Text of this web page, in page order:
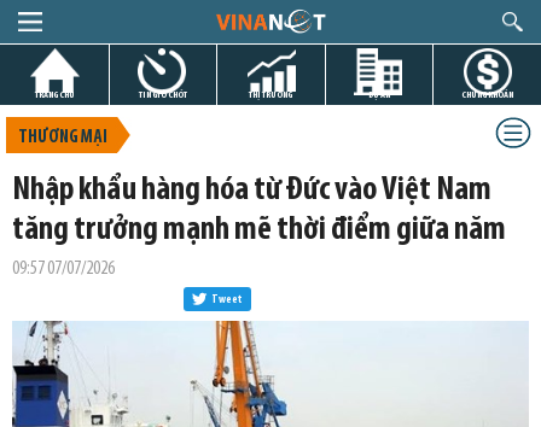
TRANG CHỦ TIN GIỜ CHÓT THỊ TRƯỜNG DỰ ÁN CHỨNG KHOÁN
THƯƠNG MẠI
Nhập khẩu hàng hóa từ Đức vào Việt Nam
tăng trưởng mạnh mẽ thời điểm giữa năm
09:57 07/07/2026
Tweet